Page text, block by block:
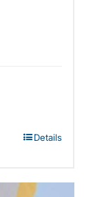
Details